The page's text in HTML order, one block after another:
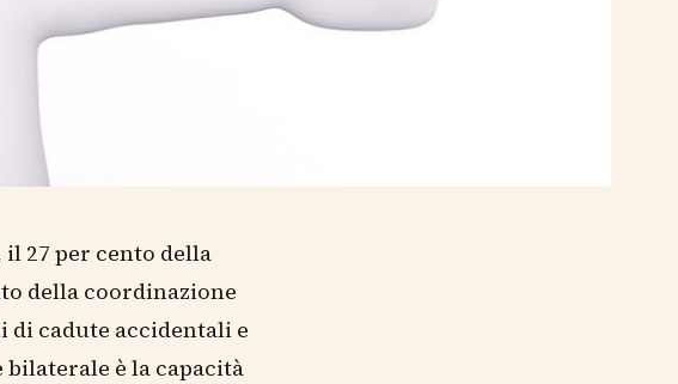
27 per cento della
della coordinazione
cadute accidentali e
è la capacità